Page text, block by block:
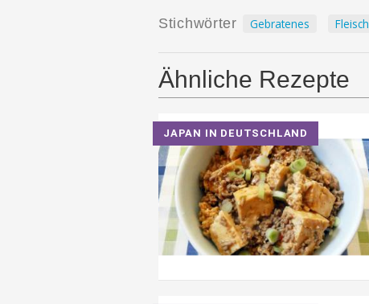
Stichwörter Gebratenes Fleisch
Ähnliche Rezepte
JAPAN IN DEUTSCHLAND